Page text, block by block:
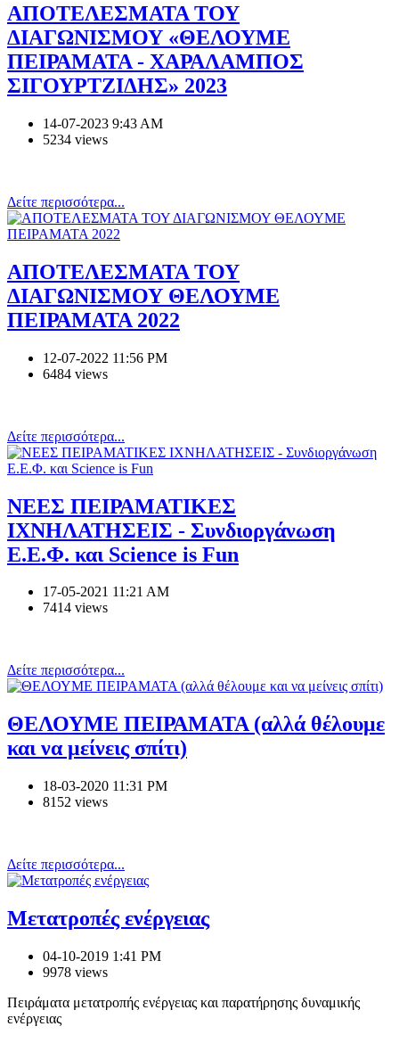
ΑΠΟΤΕΛΕΣΜΑΤΑ ΤΟΥ
ΔΙΑΓΩΝΙΣΜΟΥ «ΘΕΛΟΥΜΕ
ΠΕΙΡΑΜΑΤΑ - ΧΑΡΑΛΑΜΠΟΣ
ΣΙΓΟΥΡΤΖΙΔΗΣ» 2023
14-07-2023 9:43 AM
5234 views
Δείτε περισσότερα...
ΑΠΟΤΕΛΕΣΜΑΤΑ ΤΟΥ
ΔΙΑΓΩΝΙΣΜΟΥ ΘΕΛΟΥΜΕ
ΠΕΙΡΑΜΑΤΑ 2022
12-07-2022 11:56 PM
6484 views
Δείτε περισσότερα...
ΝΕΕΣ ΠΕΙΡΑΜΑΤΙΚΕΣ
ΙΧΝΗΛΑΤΗΣΕΙΣ - Συνδιοργάνωση
Ε.Ε.Φ. και Science is Fun
17-05-2021 11:21 AM
7414 views
Δείτε περισσότερα...
ΘΕΛΟΥΜΕ ΠΕΙΡΑΜΑΤΑ (αλλά θέλουμε
και να μείνεις σπίτι)
18-03-2020 11:31 PM
8152 views
Δείτε περισσότερα...
Μετατροπές ενέργειας
04-10-2019 1:41 PM
9978 views
Πειράματα μετατροπής ενέργειας και παρατήρησης δυναμικής
ενέργειας